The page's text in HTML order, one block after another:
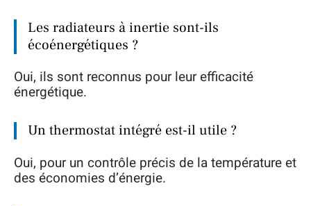
Les radiateurs à inertie sont-ils
écoénergétiques ?
Oui, ils sont reconnus pour leur efficacité
énergétique.
Un thermostat intégré est-il utile ?
Oui, pour un contrôle précis de la température et
des économies d’énergie.